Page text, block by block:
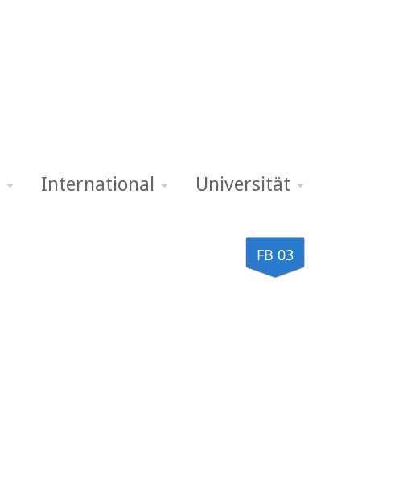
International Universität
FB 03